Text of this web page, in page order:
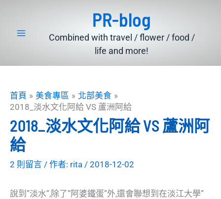
PR-blog
Combined with travel / flower / food /
life and more!
首頁 美食專區
北部美食
2018_淡水文化阿給 VS 蘆洲阿給
2018_淡水文化阿給 VS 蘆洲阿
給
2 則留言 / 作者: rita / 2018-12-02
說到”淡水”,除了”阿婆鐵蛋”外,還會聯想到在淡江大學”